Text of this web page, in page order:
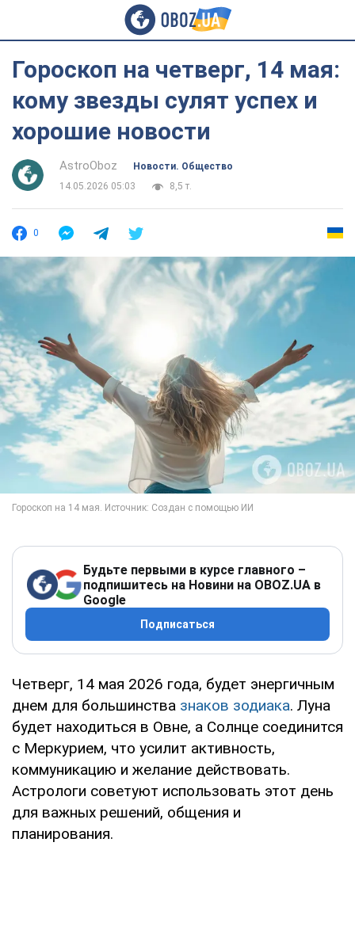
Гороскоп на четверг, 14 мая:
кому звезды сулят успех и
хорошие новости
AstroOboz
Новости. Общество
14.05.2026 05:03
8,5 т.
0
Будьте первыми в курсе главного –
подпишитесь на Новини на OBOZ.UA в
Google
Подписаться
Четверг, 14 мая 2026 года, будет энергичным
днем для большинства знаков зодиака. Луна
будет находиться в Овне, а Солнце соединится
с Меркурием, что усилит активность,
коммуникацию и желание действовать.
Астрологи советуют использовать этот день
для важных решений, общения и
планирования.